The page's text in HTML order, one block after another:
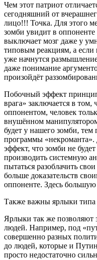
Чем этот патриот
сегодняшний от
лицо!!! Точка. Для этого
зомби увидит в оппоненте
выключает мозг даже у
типовым реакциям, а если
уже начнутся
даже понимание
произойдёт
Побочный эффект
врага» заключается в
оппонентом, человек
внушённом
будет у нашего зомби,
программы «некроманта».
эффект, что зомби не
производить системную
пытаться разоблачить
больше доказательств
оппоненте. Здесь большую
Также важны ярлыки типа
Ярлыки так же позволяют
людей. Например, под
совершенно разных
до людей, которые и
просто недостаточно